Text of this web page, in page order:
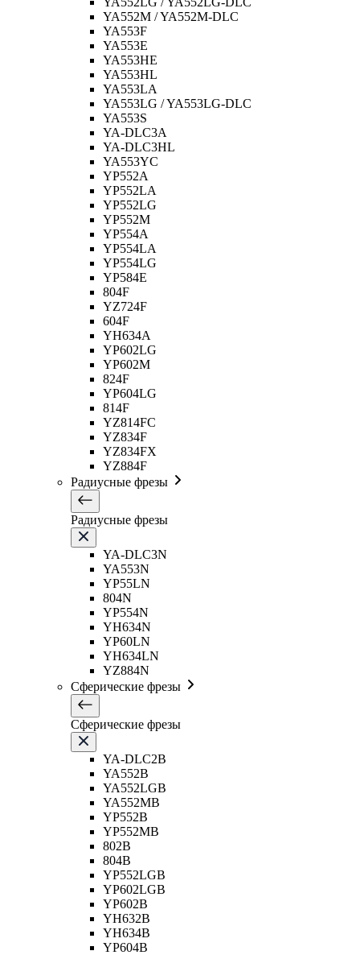
YA552M / YA552M-DLC
YA553F
YA553E
YA553HE
YA553HL
YA553LA
YA553LG / YA553LG-DLC
YA553S
YA-DLC3A
YA-DLC3HL
YA553YC
YP552A
YP552LA
YP552LG
YP552M
YP554A
YP554LA
YP554LG
YP584E
804F
YZ724F
604F
YH634A
YP602LG
YP602M
824F
YP604LG
814F
YZ814FC
YZ834F
YZ834FX
YZ884F
Радиусные фрезы
Радиусные фрезы
YA-DLC3N
YA553N
YP55LN
804N
YP554N
YH634N
YP60LN
YH634LN
YZ884N
Сферические фрезы
Сферические фрезы
YA-DLC2B
YA552B
YA552LGB
YA552MB
YP552B
YP552MB
802B
804B
YP552LGB
YP602LGB
YP602B
YH632B
YH634B
YP604B